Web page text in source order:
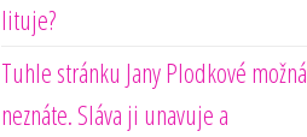
lituje?
Tuhle stránku Jany Plodkové možná
neznáte. Sláva ji unavuje a